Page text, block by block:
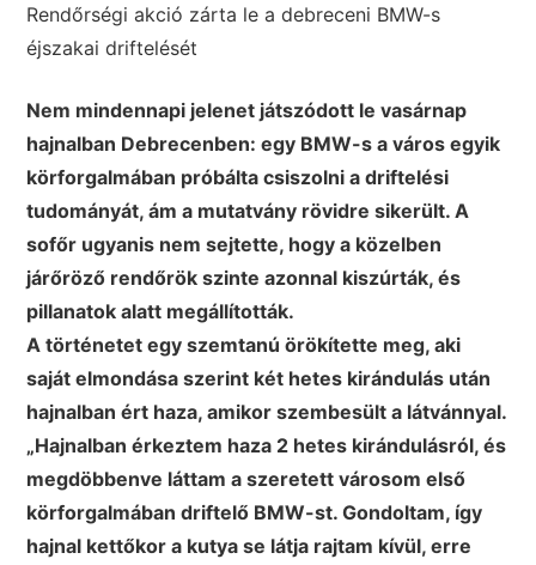
Rendőrségi akció zárta le a debreceni BMW-s
éjszakai driftelését
Nem mindennapi jelenet játszódott le vasárnap
hajnalban Debrecenben: egy BMW-s a város egyik
körforgalmában próbálta csiszolni a driftelési
tudományát, ám a mutatvány rövidre sikerült. A
sofőr ugyanis nem sejtette, hogy a közelben
járőröző rendőrök szinte azonnal kiszúrták, és
pillanatok alatt megállították.
A történetet egy szemtanú örökítette meg, aki
saját elmondása szerint két hetes kirándulás után
hajnalban ért haza, amikor szembesült a látvánnyal.
„Hajnalban érkeztem haza 2 hetes kirándulásról, és
megdöbbenve láttam a szeretett városom első
körforgalmában driftelő BMW-st. Gondoltam, így
hajnal kettőkor a kutya se látja rajtam kívül, erre